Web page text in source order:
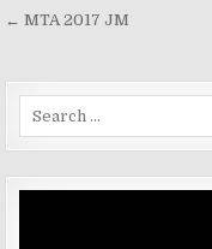
← MTA 2017 JM
Search for: